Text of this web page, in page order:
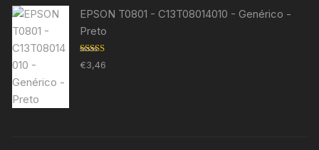
EPSON T0801 - C13T08014010 - Genérico -
Preto
Avaliação
5.00 de 5
€3,46